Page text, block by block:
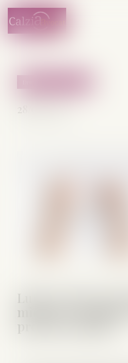
Lutte contre le
mineurs : signature
protocole inédit